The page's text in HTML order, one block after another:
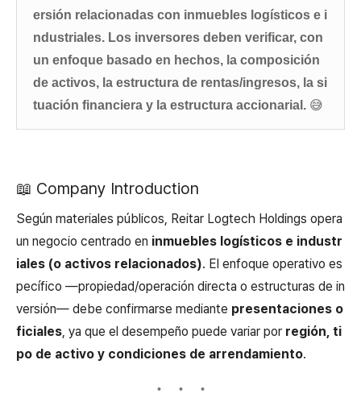
ersión relacionadas con inmuebles logísticos e i
ndustriales. Los inversores deben verificar, con
un enfoque basado en hechos, la composición
de activos, la estructura de rentas/ingresos, la si
tuación financiera y la estructura accionarial . 😅
📖 Company Introduction
Según materiales públicos, Reitar Logtech Holdings opera
un negocio centrado en inmuebles logísticos e industr
iales (o activos relacionados). El enfoque operativo es
pecífico —propiedad/operación directa o estructuras de in
versión— debe confirmarse mediante presentaciones o
ficiales, ya que el desempeño puede variar por región, ti
po de activo y condiciones de arrendamiento.